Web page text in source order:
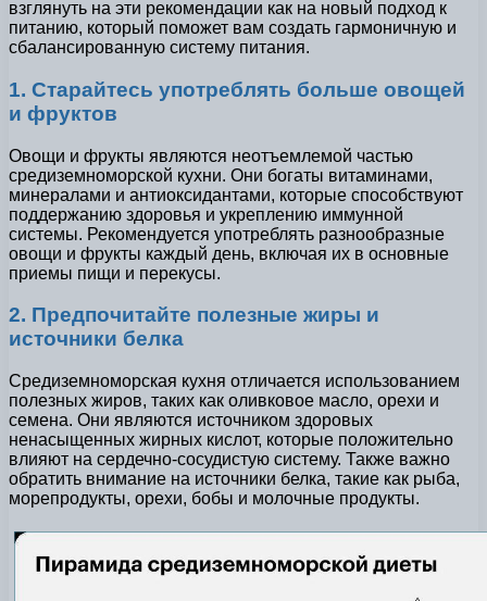
взглянуть на эти рекомендации как на новый подход к
питанию, который поможет вам создать гармоничную и
сбалансированную систему питания.
1. Старайтесь употреблять больше овощей
и фруктов
Овощи и фрукты являются неотъемлемой частью
средиземноморской кухни. Они богаты витаминами,
минералами и антиоксидантами, которые способствуют
поддержанию здоровья и укреплению иммунной
системы. Рекомендуется употреблять разнообразные
овощи и фрукты каждый день, включая их в основные
приемы пищи и перекусы.
2. Предпочитайте полезные жиры и
источники белка
Средиземноморская кухня отличается использованием
полезных жиров, таких как оливковое масло, орехи и
семена. Они являются источником здоровых
ненасыщенных жирных кислот, которые положительно
влияют на сердечно-сосудистую систему. Также важно
обратить внимание на источники белка, такие как рыба,
морепродукты, орехи, бобы и молочные продукты.